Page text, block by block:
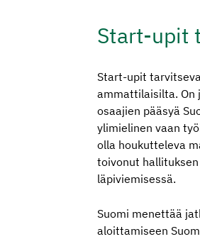
Start-upit
Start-upit
ammattilaisilta. On
osaajien pääsyä
ylimielinen vaan
olla houkutteleva
toivonut
läpiviemisessä.
Suomi menettää
aloittamiseen